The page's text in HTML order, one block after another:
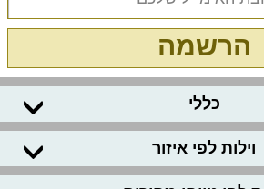
הרשמה
כללי
וילות לפי איזור